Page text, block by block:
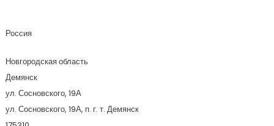
Россия
Новгородская область
Демянск
ул. Сосновского, 19А
ул. Сосновского, 19А, п. г. т. Демянск